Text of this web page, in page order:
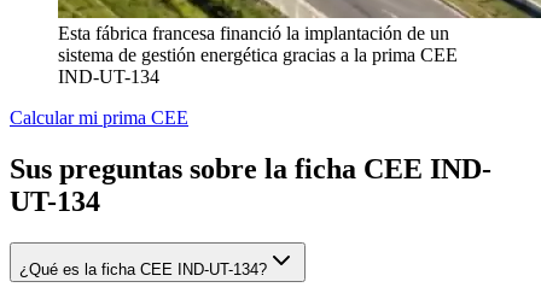
Esta fábrica francesa financió la implantación de un
sistema de gestión energética gracias a la prima CEE
IND-UT-134
Calcular mi prima CEE
Sus preguntas sobre la ficha CEE IND-
UT-134
¿Qué es la ficha CEE IND-UT-134?